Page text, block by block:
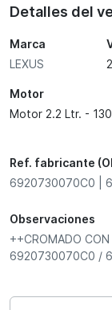
Detalles del
Marca
LEXUS
Motor
Motor 2.2 Ltr. -
Ref. fabricante
6920730070C0 |
Observaciones
++CROMADO
6920730070C0 /